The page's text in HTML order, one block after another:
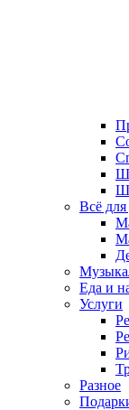
Всё для
Еда и
Услуги
Разное